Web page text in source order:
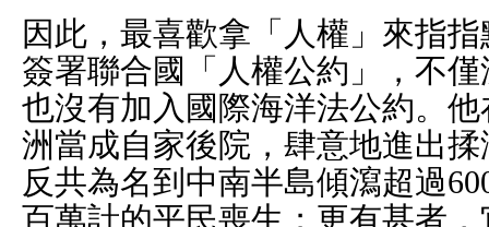
因此，最喜歡拿「人權」來指
簽署聯合國「人權公約」，不
也沒有加入國際海洋法公約。
洲當成自家後院，肆意地進出
反共為名到中南半島傾瀉超過
百萬計的平民喪生；更有甚者